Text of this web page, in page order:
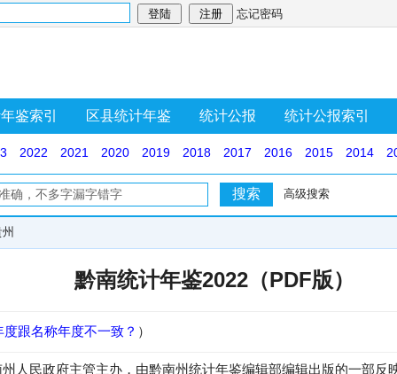
忘记密码
鉴索引 区县统计年鉴 统计公报 统计公报索引
2022 2021 2020 2019 2018 2017 2016 2015 2014
高级搜索
黔南统计年鉴2022（PDF版）
跟名称年度不一致？ ）
州人民政府主管主办，由黔南州统计年鉴编辑部编辑出版的一部